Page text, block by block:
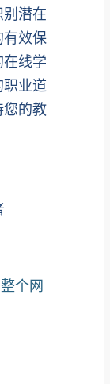
别潜在
有效保
线学
职业道
您的教
个网